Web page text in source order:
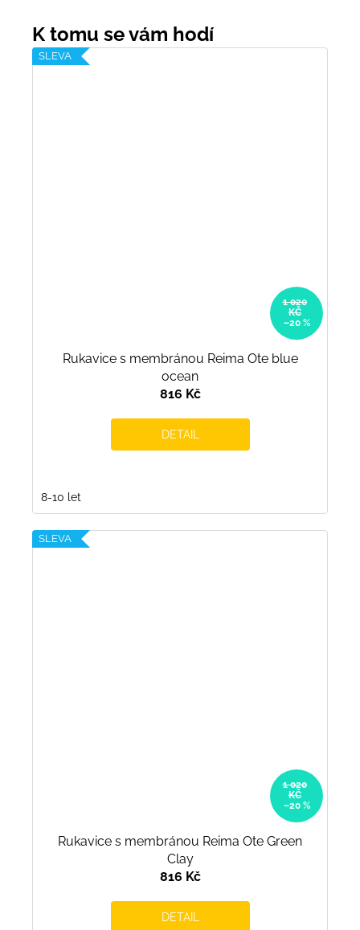
SLEVA
1 020
KČ
–20 %
Rukavice s membránou Reima Ote blue
ocean
816 Kč
DETAIL
8-10 let
SLEVA
1 020
KČ
–20 %
Rukavice s membránou Reima Ote Green
Clay
816 Kč
DETAIL